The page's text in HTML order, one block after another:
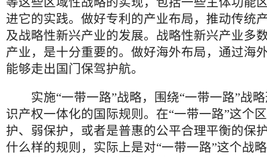
进它的实践。做好专利的产业布局，推动传统
及战略性新兴产业的发展。战略性新兴产业多
产业，是十分重要的。做好海外布局，通过海
能够走出国门保驾护航。
实施“一带一路”战略，围绕“一带一路”战略
识产权一体化的国际规则。在“一带一路”这个
护、弱保护，或者是普惠的公平合理平衡的保
什么样的规则，实际上是对“一带一路”这个战